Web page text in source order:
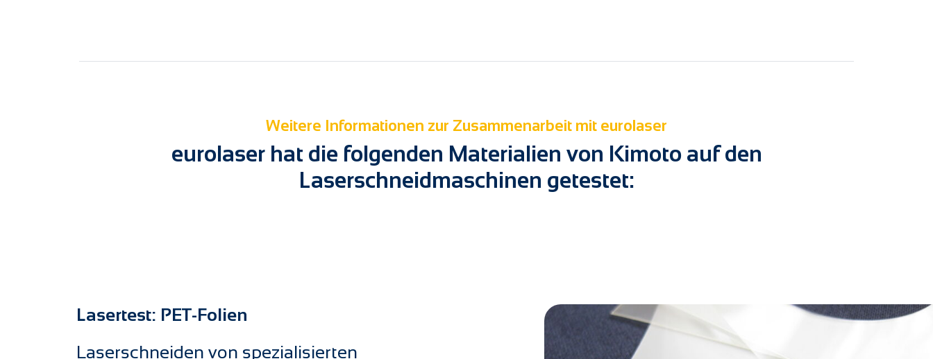
Weitere Informationen zur Zusammenarbeit mit eurolaser
eurolaser hat die folgenden Materialien von Kimoto auf den
Laserschneidmaschinen getestet:
Lasertest: PET-Folien
Laserschneiden von spezialisierten